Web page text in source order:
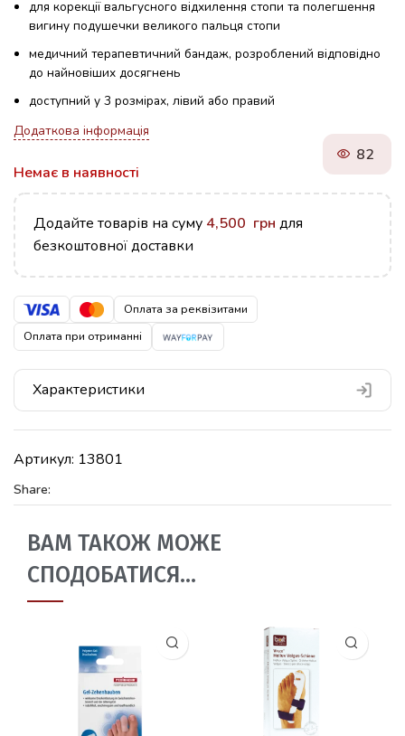
для корекції вальгусного відхилення стопи та полегшення
вигину подушечки великого пальця стопи
медичний терапевтичний бандаж, розроблений відповідно
до найновіших досягнень
доступний у 3 розмірах, лівий або правий
Додаткова інформація
Немає в наявності
82
Додайте товарів на суму 4,500 грн для
безкоштовної доставки
Оплата за реквізитами
Оплата при отриманні
Характеристики
Артикул: 13801
Share:
ВАМ ТАКОЖ МОЖЕ
СПОДОБАТИСЯ…